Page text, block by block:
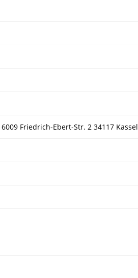
Friedrich-Ebert-Str. 2 34117 Kassel